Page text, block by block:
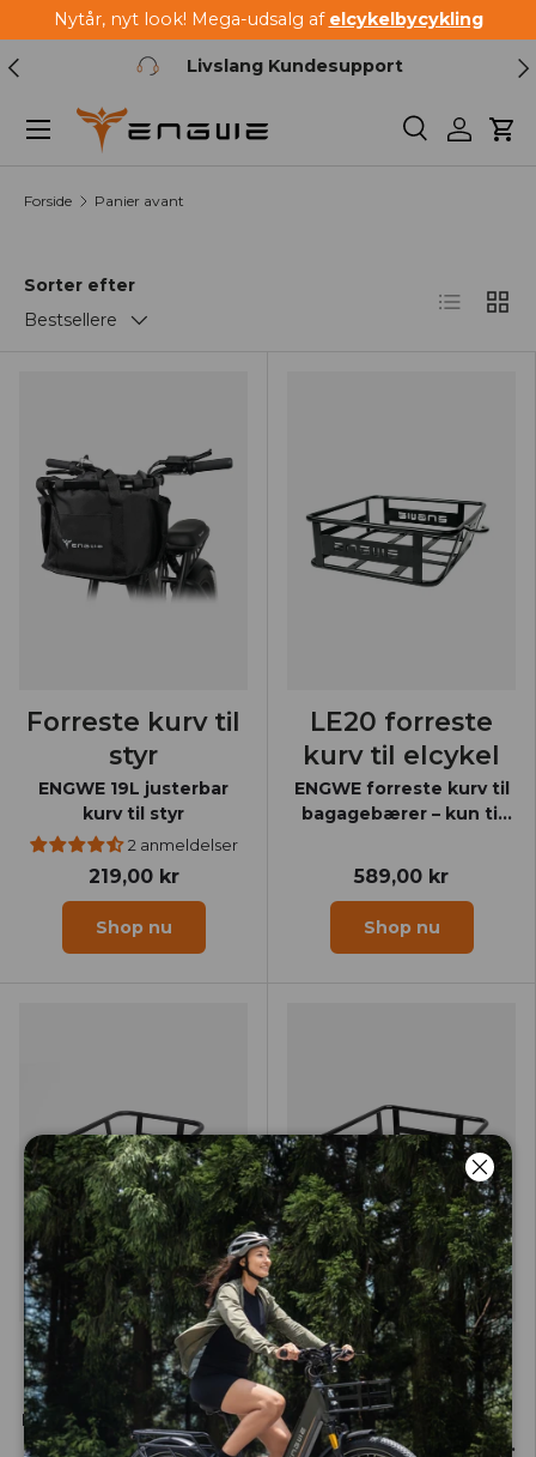
Spring til indhold
Nytår, nyt look! Mega-udsalg af elcykelbycykling
Forrige
Livslang Kundesupport
Søg Log ind
Menu
Forside Panier avant
Sorter efter
Bestsellere
Liste
Forreste kurv til
styr
ENGWE 19L justerbar
kurv til styr
2 anmeldelser
219,00 kr
Shop nu
LE20 forreste
kurv til elcykel
ENGWE forreste kurv til
bagagebærer – kun til
589,00 kr
Shop nu
M1 Panier
Frontal
Panier avant en fer pour
vélo électrique M1
L20 3.0 Front
Basket
Panier avant ENGWE
pour L20 3.0 Boost et
Luk